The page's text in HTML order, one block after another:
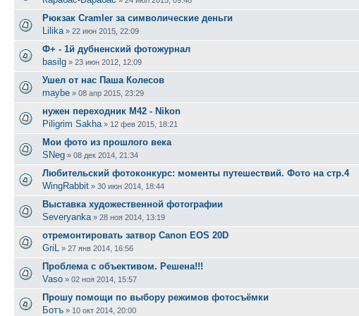
Рюкзак Cramler за символические деньги
Lilika » 22 июн 2015, 22:09
Ф+ - 1й дубненский фотожурнал
basilg » 23 июн 2012, 12:09
Ушел от нас Паша Колесов
maybe » 08 апр 2015, 23:29
нужен переходник М42 - Nikon
Piligrim Sakha » 12 фев 2015, 18:21
Мои фото из прошлого века
SNeg » 08 дек 2014, 21:34
Любительский фотоконкурс: моменты путешествий. Фото на стр.4
WingRabbit » 30 июн 2014, 18:44
Выставка художественной фотографии
Severyanka» 28 ноя 2014, 13:19
отремонтировать затвор Canon EOS 20D
GriL » 27 янв 2014, 16:56
Проблема с объективом. Решена!!!
Vaso » 02 ноя 2014, 15:57
Прошу помощи по выбору режимов фотосъёмки
Ботъ » 10 окт 2014, 20:00